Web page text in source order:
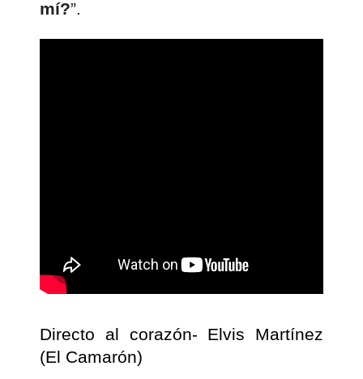
mí?”.
Directo al corazón- Elvis Martínez
(El Camarón)